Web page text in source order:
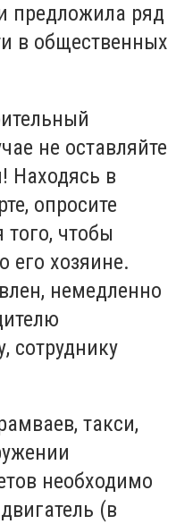
предложила ряд
в общественных
не оставляйте
Находясь в
опросите
чтобы
его хозяине.
немедленно
сотруднику
такси,
необходимо
(в